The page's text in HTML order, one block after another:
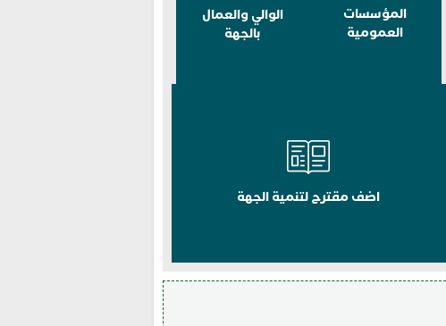
المؤسسات
العمومية
الوالي والعمال
بالجهة
اضف مقترح لتنمية الجهة